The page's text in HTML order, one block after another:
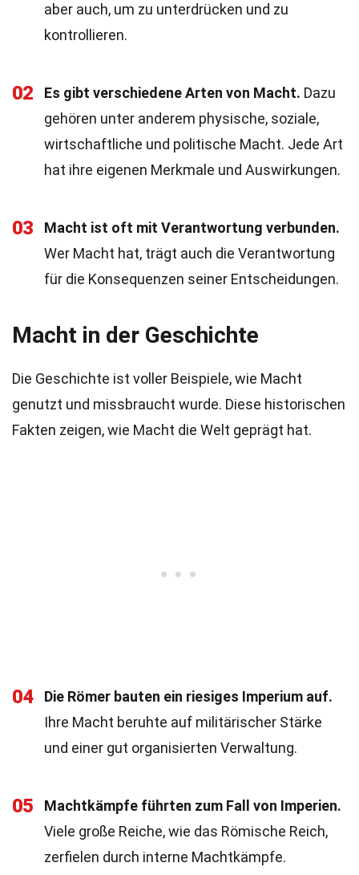
aber auch, um zu unterdrücken und zu
kontrollieren.
02 Es gibt verschiedene Arten von Macht. Dazu
gehören unter anderem physische, soziale,
wirtschaftliche und politische Macht. Jede Art
hat ihre eigenen Merkmale und Auswirkungen.
03
Macht ist oft mit Verantwortung verbunden.
Wer Macht hat, trägt auch die Verantwortung
für die Konsequenzen seiner Entscheidungen.
Macht in der Geschichte
Die Geschichte ist voller Beispiele, wie Macht
genutzt und missbraucht wurde. Diese historischen
Fakten zeigen, wie Macht die Welt geprägt hat.
04
Die Römer bauten ein riesiges Imperium auf.
Ihre Macht beruhte auf militärischer Stärke
und einer gut organisierten Verwaltung.
05
Machtkämpfe führten zum Fall von Imperien.
Viele große Reiche, wie das Römische Reich,
zerfielen durch interne Machtkämpfe.